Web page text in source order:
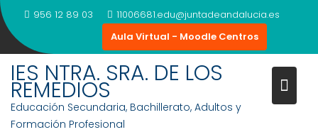
Saltar
al
contenido
956 12 89 03
11006681.edu@juntadeandalucia.es
Aula Virtual - Moodle Centros
IES NTRA. SRA. DE LOS
REMEDIOS
Educación Secundaria, Bachillerato, Adultos y
Formación Profesional